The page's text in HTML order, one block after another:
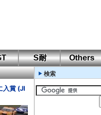
S耐 Others
入賞 (JI
検索